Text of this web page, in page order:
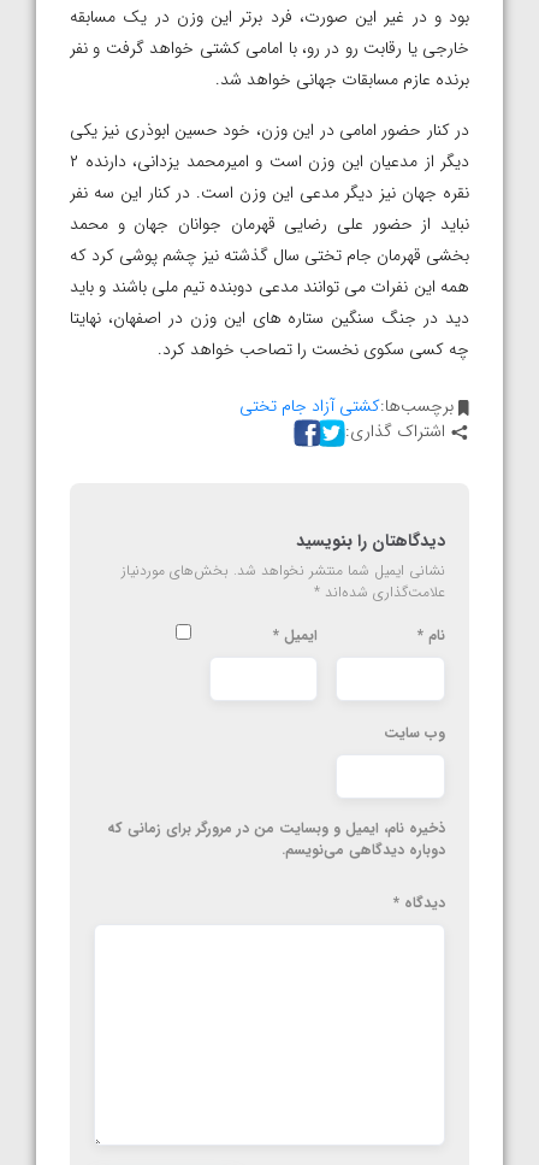
بود و در غیر این صورت، فرد برتر این وزن در یک مسابقه
خارجی یا رقابت رو در رو، با امامی کشتی خواهد گرفت و نفر
برنده عازم مسابقات جهانی خواهد شد.
در کنار حضور امامی در این وزن، خود حسین ابوذری نیز یکی
دیگر از مدعیان این وزن است و امیرمحمد یزدانی، دارنده ۲
نقره جهان نیز دیگر مدعی این وزن است. در کنار این سه نفر
نباید از حضور علی رضایی قهرمان جوانان جهان و محمد
بخشی قهرمان جام تختی سال گذشته نیز چشم پوشی کرد که
همه این نفرات می توانند مدعی دوبنده تیم ملی باشند و باید
دید در جنگ سنگین ستاره های این وزن در اصفهان، نهایتا
چه کسی سکوی نخست را تصاحب خواهد کرد.
برچسب‌ها:کشتی آزاد جام تختی
اشتراک گذاری:
دیدگاهتان را بنویسید
نشانی ایمیل شما منتشر نخواهد شد. بخش‌های موردنیاز
علامت‌گذاری شده‌اند *
نام * ایمیل *
وب‌ سایت
ذخیره نام، ایمیل و وبسایت من در مرورگر برای زمانی که
دوباره دیدگاهی می‌نویسم.
دیدگاه *